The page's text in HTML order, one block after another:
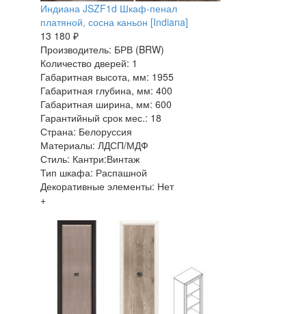
Индиана JSZF1d Шкаф-пенал
платяной, сосна каньон [Indiana]
13 180 ₽
Производитель: БРВ (BRW)
Количество дверей: 1
Габаритная высота, мм: 1955
Габаритная глубина, мм: 400
Габаритная ширина, мм: 600
Гарантийный срок мес.: 18
Страна: Белоруссия
Материалы: ЛДСП/МДФ
Стиль: Кантри:Винтаж
Тип шкафа: Распашной
Декоративные элементы: Нет
+